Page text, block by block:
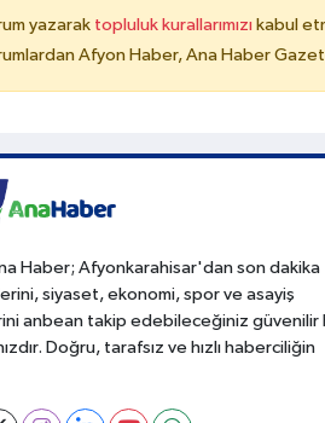
yazarak topluluk kurallarımızı kabul
Afyon Haber, Ana Haber
Haber; Afyonkarahisar'dan son dakika
siyaset, ekonomi, spor ve asayiş
anbean takip edebileceğiniz güvenilir
Doğru, tarafsız ve hızlı haberciliğin